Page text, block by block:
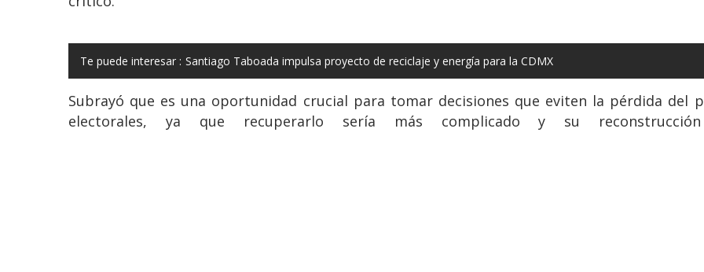
Te puede interesar : Santiago Taboada impulsa proyecto de reciclaje y energía para la CDMX
Subrayó que es una oportunidad crucial para tomar decisiones que eviten la pérdida del
electorales, ya que recuperarlo sería más complicado y su